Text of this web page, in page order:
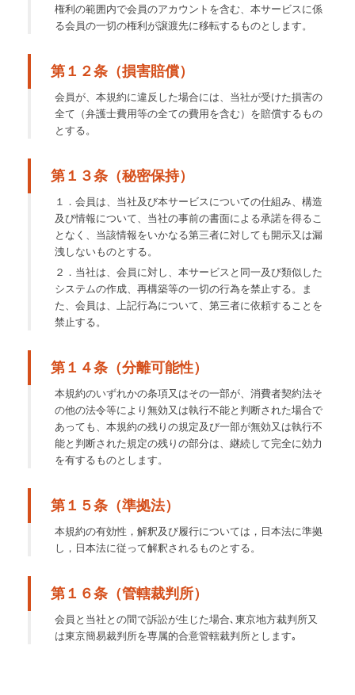
権利の範囲内で会員のアカウントを含む、本サービスに係
る会員の一切の権利が譲渡先に移転するものとします。
第１２条（損害賠償）
会員が、本規約に違反した場合には、当社が受けた損害の
全て（弁護士費用等の全ての費用を含む）を賠償するもの
とする。
第１３条（秘密保持）
１．会員は、当社及び本サービスについての仕組み、構造
及び情報について、当社の事前の書面による承諾を得るこ
となく、当該情報をいかなる第三者に対しても開示又は漏
洩しないものとする。
２．当社は、会員に対し、本サービスと同一及び類似した
システムの作成、再構築等の一切の行為を禁止する。ま
た、会員は、上記行為について、第三者に依頼することを
禁止する。
第１４条（分離可能性）
本規約のいずれかの条項又はその一部が、消費者契約法そ
の他の法令等により無効又は執行不能と判断された場合で
あっても、本規約の残りの規定及び一部が無効又は執行不
能と判断された規定の残りの部分は、継続して完全に効力
を有するものとします。
第１５条（準拠法）
本規約の有効性，解釈及び履行については，日本法に準拠
し，日本法に従って解釈されるものとする。
第１６条（管轄裁判所）
会員と当社との間で訴訟が生じた場合､東京地方裁判所又
は東京簡易裁判所を専属的合意管轄裁判所とします｡